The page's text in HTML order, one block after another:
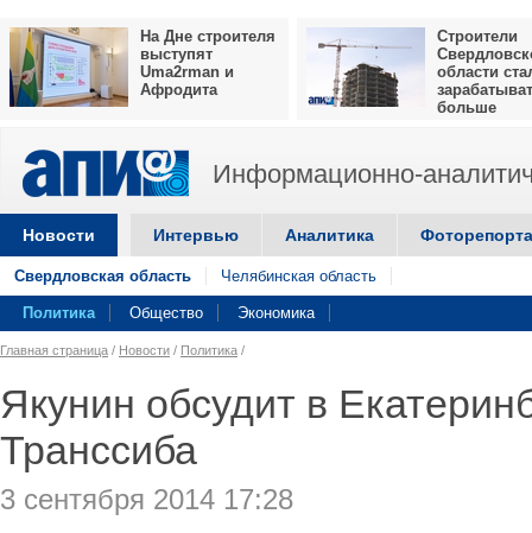
На Дне строителя
выступят
Uma2rman и
Афродита
Строители
области
больше
Информационно-
Новости Интервью Аналитика
Свердловская область Челябинская область
Политика Общество Экономика
Главная страница / Новости / Политика /
Якунин обсудит в
Транссиба
3 сентября 2014 17:28